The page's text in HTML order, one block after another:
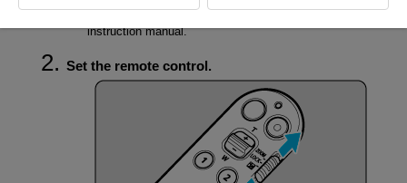
instruction manual.
Set the remote control.